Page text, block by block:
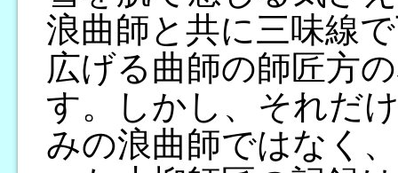
浪曲師と共に三味線
広げる曲師の師匠方
す。しかし、それだ
みの浪曲師ではなく